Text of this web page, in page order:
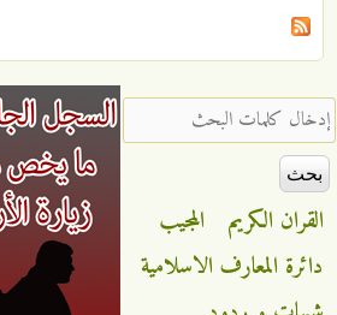
‏إدخال كلمات البحث ‏
القران الكريم
المجيب
دائرة المعارف الاسلامية